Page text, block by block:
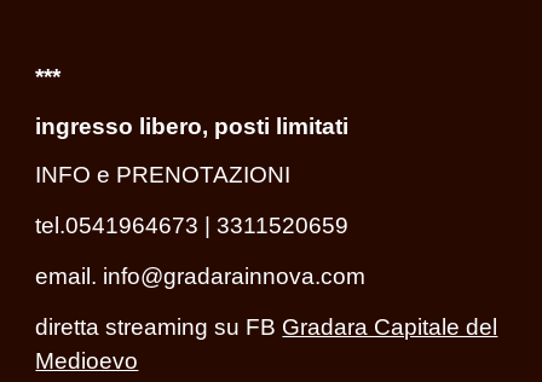
***
ingresso libero, posti limitati
INFO e PRENOTAZIONI
tel.0541964673 | 3311520659
email. info@gradarainnova.com
diretta streaming su FB Gradara Capitale del
Medioevo